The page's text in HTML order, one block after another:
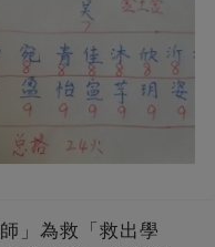
」為救「救出學